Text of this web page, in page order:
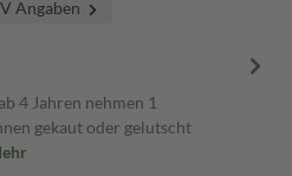
Angaben
4 Jahren nehmen 1
gekaut oder gelutscht